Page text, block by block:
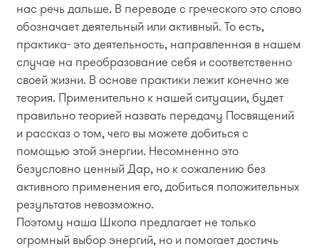
нас речь дальше. В переводе с греческого это слово
обозначает деятельный или активный. То есть,
практика- это деятельность, направленная в нашем
случае на преобразование себя и соответственно
своей жизни. В основе практики лежит конечно же
теория. Применительно к нашей ситуации, будет
правильно теорией назвать передачу Посвящений
и рассказ о том, чего вы можете добиться с
помощью этой энергии. Несомненно это
безусловно ценный Дар, но к сожалению без
активного применения его, добиться положительных
результатов невозможно.
Поэтому наша Школа предлагает не только
огромный выбор энергий, но и помогает достичь